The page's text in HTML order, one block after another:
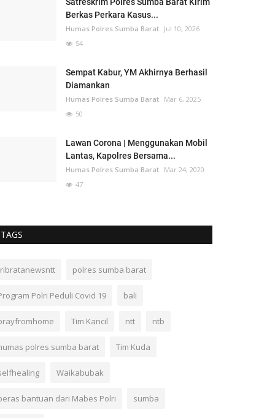
Berkas Perkara Kasus...
Humas Polres Sumba Barat Jul 10, 2026
54
Sempat Kabur, YM Akhirnya Berhasil
Diamankan
Humas Polres Sumba Barat Mar 6, 2025
50
Lawan Corona | Menggunakan Mobil
Lantas, Kapolres Bersama...
Humas Polres Sumba Barat Mar 24, 2020
47
TAGS
polres sumba barat
Polri Peduli Covid 19 bali
Tim Kancil ntt ntb
polres sumba barat Tim Kuda
Waikabubak
bantuan dari Mabes Polri sumba